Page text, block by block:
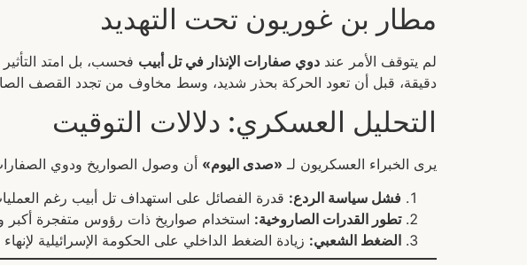
مطار بن غوريون تحت التهديد
لم يتوقف الأمر عند دوي صفارات الإنذار في تل أبيب
دقيقة، قبل أن تعود الحركة بحذر شديد، وسط مخاوف من تجدد القصف
التحليل العسكري: دلالات التوقيت
يرى الخبراء العسكريون لـ «صدى اليوم» أن وصول الصواريخ ودوي الصفارات في هذا التوقيت
فشل سياسة الردع: قدرة الفصائل على استهداف تل أبيب رغم
تطور القدرات الصاروخية: استخدام صواريخ ذات رؤوس متفجرة أكبر
الضغط الشعبي: زيادة الضغط الداخلي على الحكومة الإسرائيلية